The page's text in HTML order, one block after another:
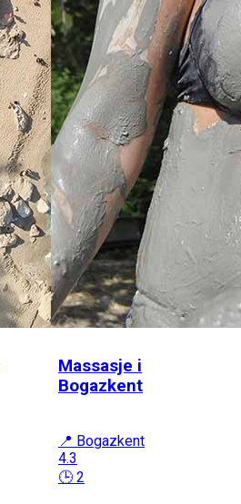
Massasje i
Bogazkent
📍 Bogazkent
4.3
🕒 2